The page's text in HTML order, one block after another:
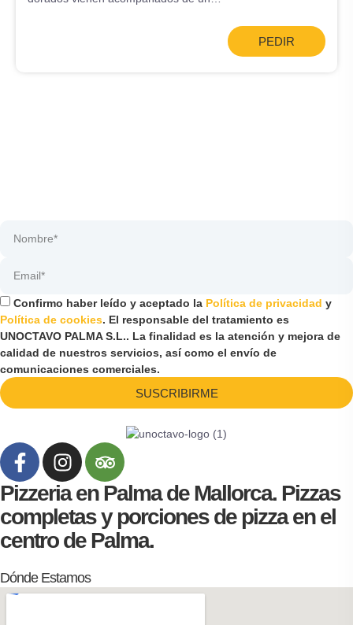
PEDIR
Confirmo haber leído y aceptado la Política de privacidad y
Política de cookies. El responsable del tratamiento es
UNOCTAVO PALMA S.L.. La finalidad es la atención y mejora de
calidad de nuestros servicios, así como el envío de
comunicaciones comerciales.
SUSCRIBIRME
Pizzeria en Palma de Mallorca. Pizzas
completas y porciones de pizza en el
centro de Palma.
Dónde Estamos